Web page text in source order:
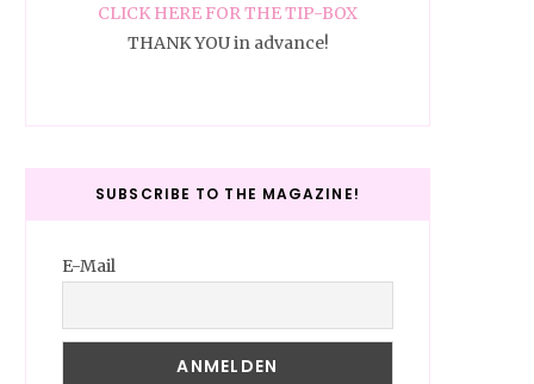
CLICK HERE FOR THE TIP-BOX
THANK YOU in advance!
SUBSCRIBE TO THE MAGAZINE!
E-Mail